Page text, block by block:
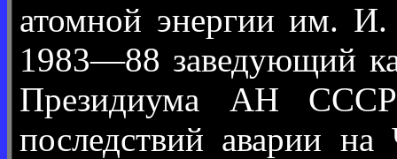
атомной энергии им. И.
1983—88 заведующий
Президиума АН СССР
последствий аварии